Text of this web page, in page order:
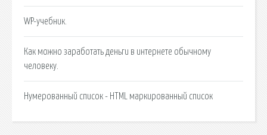
WP-учебник.
Как можно заработать деньги в интернете обычному
человеку.
Нумерованный список - HTML маркированный список